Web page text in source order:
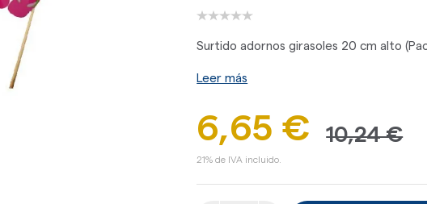
Surtido adornos girasoles 20 cm alto
Leer más
6,65 € 10,24 €
21% de IVA incluido.